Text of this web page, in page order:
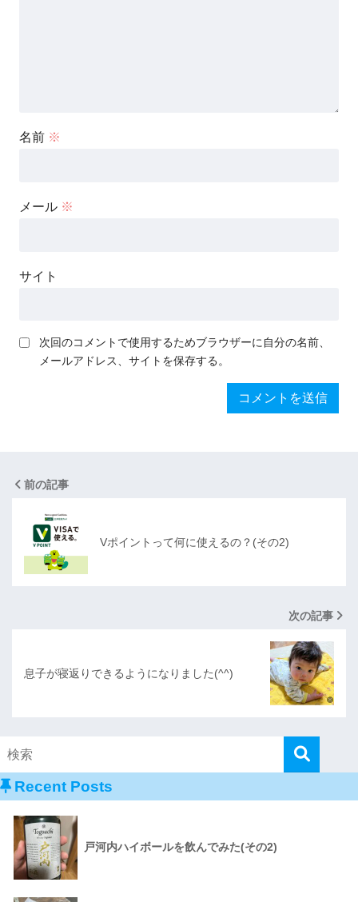
名前 ※
メール ※
サイト
次回のコメントで使用するためブラウザーに自分の名前、
メールアドレス、サイトを保存する。
前の記事
Vポイントって何に使えるの？(その2)
次の記事
息子が寝返りできるようになりました(^^)
Recent Posts
戸河内ハイボールを飲んでみた(その2)